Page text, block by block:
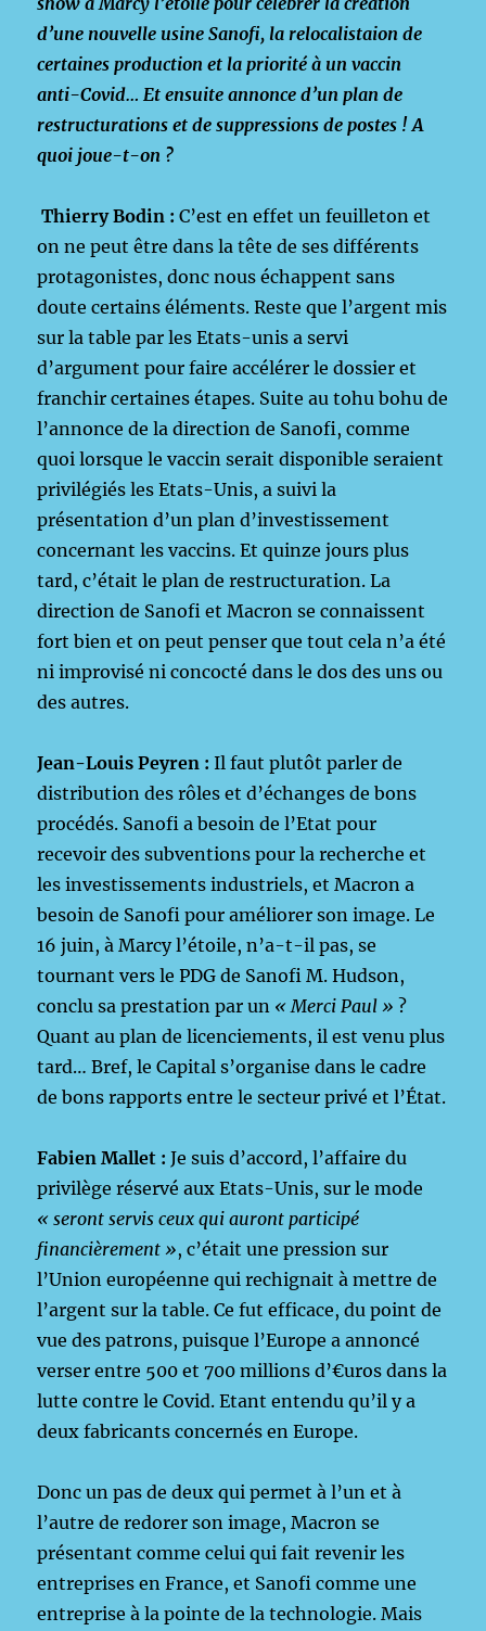
d’une nouvelle usine Sanofi, la relocalistaion de
certaines production et la priorité à un vaccin
anti-Covid… Et ensuite annonce d’un plan de
restructurations et de suppressions de postes ! A
quoi joue-t-on ?
Thierry Bodin : C’est en effet un feuilleton et
on ne peut être dans la tête de ses différents
protagonistes, donc nous échappent sans
doute certains éléments. Reste que l’argent mis
sur la table par les Etats-unis a servi
d’argument pour faire accélérer le dossier et
franchir certaines étapes. Suite au tohu bohu de
l’annonce de la direction de Sanofi, comme
quoi lorsque le vaccin serait disponible seraient
privilégiés les Etats-Unis, a suivi la
présentation d’un plan d’investissement
concernant les vaccins. Et quinze jours plus
tard, c’était le plan de restructuration. La
direction de Sanofi et Macron se connaissent
fort bien et on peut penser que tout cela n’a été
ni improvisé ni concocté dans le dos des uns ou
des autres.
Jean-Louis Peyren :Il faut plutôt parler de
distribution des rôles et d’échanges de bons
procédés. Sanofi a besoin de l’Etat pour
recevoir des subventions pour la recherche et
les investissements industriels, et Macron a
besoin de Sanofi pour améliorer son image. Le
16 juin, à Marcy l’étoile, n’a-t-il pas, se
tournant vers le PDG de Sanofi M. Hudson,
conclu sa prestation par un « Merci Paul » ?
Quant au plan de licenciements, il est venu plus
tard… Bref, le Capital s’organise dans le cadre
de bons rapports entre le secteur privé et l’État.
Fabien Mallet : Je suis d’accord, l’affaire du
privilège réservé aux Etats-Unis, sur le mode
« seront servis ceux qui auront participé
financièrement », c’était une pression sur
l’Union européenne qui rechignait à mettre de
l’argent sur la table. Ce fut efficace, du point de
vue des patrons, puisque l’Europe a annoncé
verser entre 500 et 700 millions d’€uros dans la
lutte contre le Covid. Etant entendu qu’il y a
deux fabricants concernés en Europe.
Donc un pas de deux qui permet à l’un et à
l’autre de redorer son image, Macron se
présentant comme celui qui fait revenir les
entreprises en France, et Sanofi comme une
entreprise à la pointe de la technologie. Mais